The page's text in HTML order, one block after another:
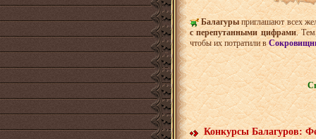
Балагурыприглашают всех
с перепутанными цифрами.
чтобы их потратили в
Конкурсы Балагуров: